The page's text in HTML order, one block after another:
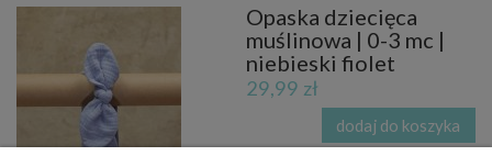
Opaska dziecięca
muślinowa | 0-3 mc |
niebieski fiolet
29,99 zł
dodaj do koszyka